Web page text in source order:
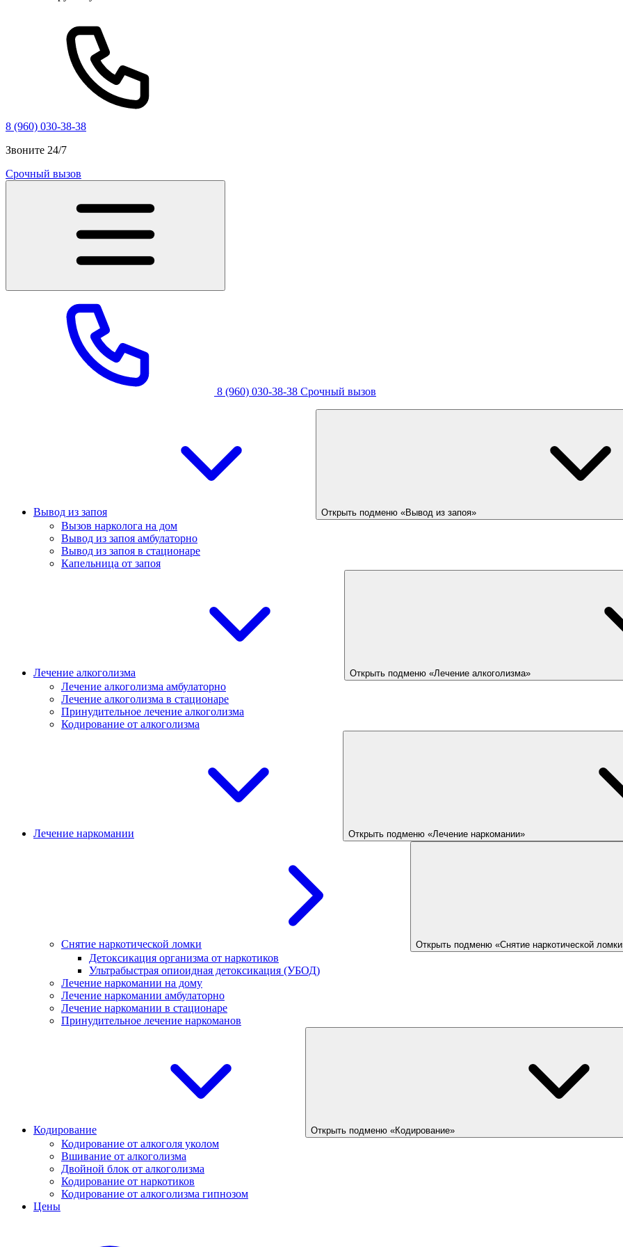
8 (960) 030-38-38
Звоните 24/7
Срочный вызов
8 (960) 030-38-38 Срочный вызов
Вывод из запоя Открыть подменю «Вывод из запоя»
Вызов нарколога на дом
Вывод из запоя амбулаторно
Вывод из запоя в стационаре
Капельница от запоя
Лечение алкоголизма Открыть подменю «Лечение алкоголизма»
Лечение алкоголизма амбулаторно
Лечение алкоголизма в стационаре
Принудительное лечение алкоголизма
Кодирование от алкоголизма
Лечение наркомании Открыть подменю «Лечение наркомании»
Снятие наркотической ломки Открыть подменю «Снятие наркотической
Детоксикация организма от наркотиков
Ультрабыстрая опиоидная детоксикация (УБОД)
Лечение наркомании на дому
Лечение наркомании амбулаторно
Лечение наркомании в стационаре
Принудительное лечение наркоманов
Кодирование Открыть подменю «Кодирование»
Кодирование от алкоголя уколом
Вшивание от алкоголизма
Двойной блок от алкоголизма
Кодирование от наркотиков
Кодирование от алкоголизма гипнозом
Цены